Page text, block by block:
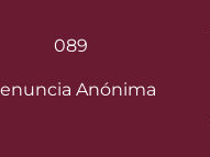
089
Anónima